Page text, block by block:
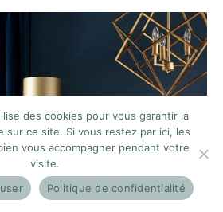
des cookies pour vous garantir la
sur ce site. Si vous restez par ici, les
vous accompagner pendant votre
visite.
Politique de confidentialité